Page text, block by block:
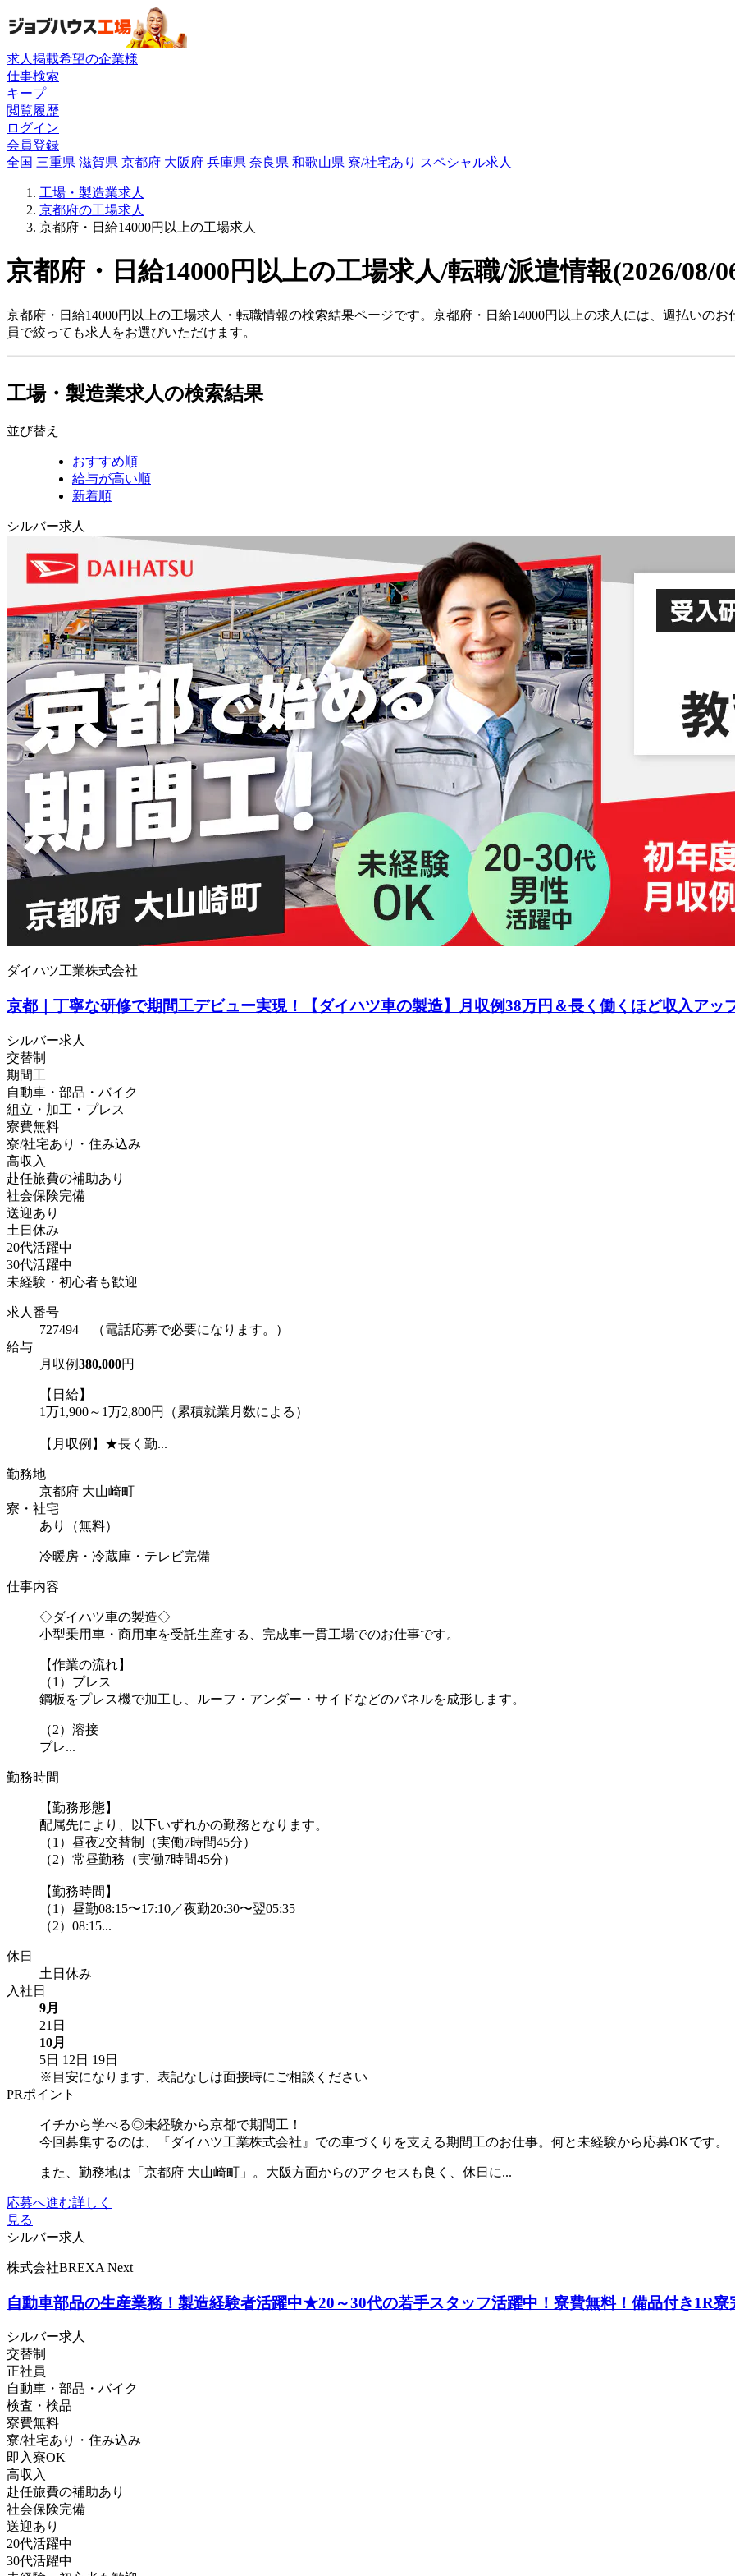
求人掲載希望の企業様
仕事検索
キープ
閲覧履歴
ログイン
会員登録
全国 三重県 滋賀県 京都府 大阪府 兵庫県 奈良県 和歌山県 寮/社宅あり スペシャル求人
工場・製造業求人
京都府の工場求人
京都府・日給14000円以上の工場求人
京都府・日給14000円以上の工場求人/転職/派遣情報(2026/08/
京都府・日給14000円以上の工場求人・転職情報の検索結果ページです。京都府・日給14000円以上の求人には、週払いの
員で絞っても求人をお選びいただけます。
工場・製造業求人の検索結果
並び替え
おすすめ順
給与が高い順
新着順
シルバー求人
ダイハツ工業株式会社
京都｜丁寧な研修で期間工デビュー実現！【ダイハツ車の製造】月収例38万円＆長く働くほど収入アッ
シルバー求人
交替制
期間工
自動車・部品・バイク
組立・加工・プレス
寮費無料
寮/社宅あり・住み込み
高収入
赴任旅費の補助あり
社会保険完備
送迎あり
土日休み
20代活躍中
30代活躍中
未経験・初心者も歓迎
求人番号
727494 （電話応募で必要になります。）
給与
月収例380,000円
【日給】
1万1,900～1万2,800円（累積就業月数による）
【月収例】★長く勤...
勤務地
京都府 大山崎町
寮・社宅
あり（無料）
冷暖房・冷蔵庫・テレビ完備
仕事内容
◇ダイハツ車の製造◇
小型乗用車・商用車を受託生産する、完成車一貫工場でのお仕事です。
【作業の流れ】
（1）プレス
鋼板をプレス機で加工し、ルーフ・アンダー・サイドなどのパネルを成形します。
（2）溶接
プレ...
勤務時間
【勤務形態】
配属先により、以下いずれかの勤務となります。
（1）昼夜2交替制（実働7時間45分）
（2）常昼勤務（実働7時間45分）
【勤務時間】
（1）昼勤08:15〜17:10／夜勤20:30〜翌05:35
（2）08:15...
休日
土日休み
入社日
9月
21日
10月
5日 12日 19日
※目安になります、表記なしは面接時にご相談ください
PRポイント
イチから学べる◎未経験から京都で期間工！
今回募集するのは、『ダイハツ工業株式会社』での車づくりを支える期間工のお仕事。何と未経験から応募OKです。
また、勤務地は「京都府 大山崎町」。大阪方面からのアクセスも良く、休日に...
応募へ進む詳しく
見る
シルバー求人
株式会社BREXA Next
自動車部品の生産業務！製造経験者活躍中★20～30代の若手スタッフ活躍中！寮費無料！備品付き1R
シルバー求人
交替制
正社員
自動車・部品・バイク
検査・検品
寮費無料
寮/社宅あり・住み込み
即入寮OK
高収入
赴任旅費の補助あり
社会保険完備
送迎あり
20代活躍中
30代活躍中